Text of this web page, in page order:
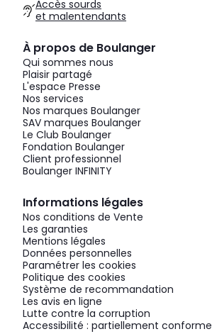
Accès sourds
et malentendants
À propos de Boulanger
Qui sommes nous
Plaisir partagé
L'espace Presse
Nos services
Nos marques Boulanger
SAV marques Boulanger
Le Club Boulanger
Fondation Boulanger
Client professionnel
Boulanger INFINITY
Informations légales
Nos conditions de Vente
Les garanties
Mentions légales
Données personnelles
Paramétrer les cookies
Politique des cookies
Système de recommandation
Les avis en ligne
Lutte contre la corruption
Accessibilité : partiellement conforme